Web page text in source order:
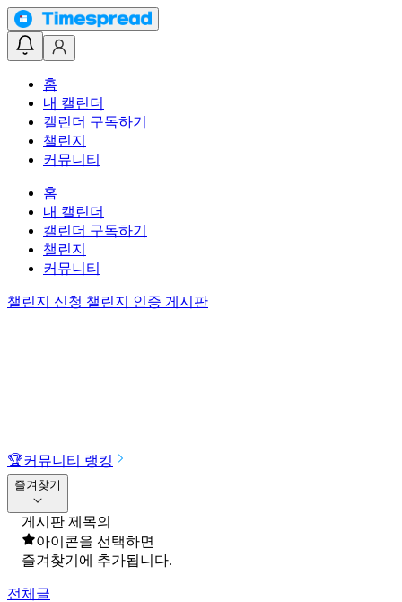
홈
내 캘린더
캘린더 구독하기
챌린지
커뮤니티
홈
내 캘린더
캘린더 구독하기
챌린지
커뮤니티
챌린지 신청 챌린지 인증 게시판
🏆커뮤니티 랭킹
즐겨찾기
게시판 제목의
아이콘을 선택하면
즐겨찾기에 추가됩니다.
전체글